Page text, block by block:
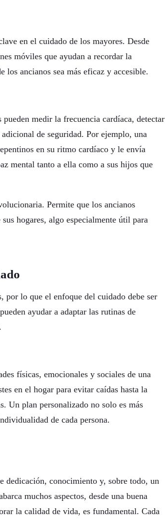
en el cuidado de los mayores. Desde
móviles que ayudan a recordar la
los ancianos sea más eficaz y accesible.
medir la frecuencia cardíaca, detectar
de seguridad. Por ejemplo, una
en su ritmo cardíaco y le envía
mental tanto a ella como a sus hijos que
Permite que los ancianos
hogares, algo especialmente útil para
por lo que el enfoque del cuidado debe ser
ayudar a adaptar las rutinas de
físicas, emocionales y sociales de una
en el hogar para evitar caídas hasta la
Un plan personalizado no solo es más
de cada persona.
dedicación, conocimiento y, sobre todo, un
muchos aspectos, desde una buena
la calidad de vida, es fundamental. Cada